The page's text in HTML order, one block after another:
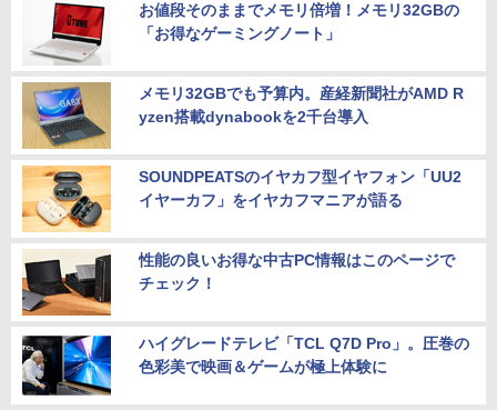
お値段そのままでメモリ倍増！メモリ32GBの
「お得なゲーミングノート」
メモリ32GBでも予算内。産経新聞社がAMD R
yzen搭載dynabookを2千台導入
SOUNDPEATSのイヤカフ型イヤフォン「UU2
イヤーカフ」をイヤカフマニアが語る
性能の良いお得な中古PC情報はこのページで
チェック！
ハイグレードテレビ「TCL Q7D Pro」。圧巻の
色彩美で映画＆ゲームが極上体験に